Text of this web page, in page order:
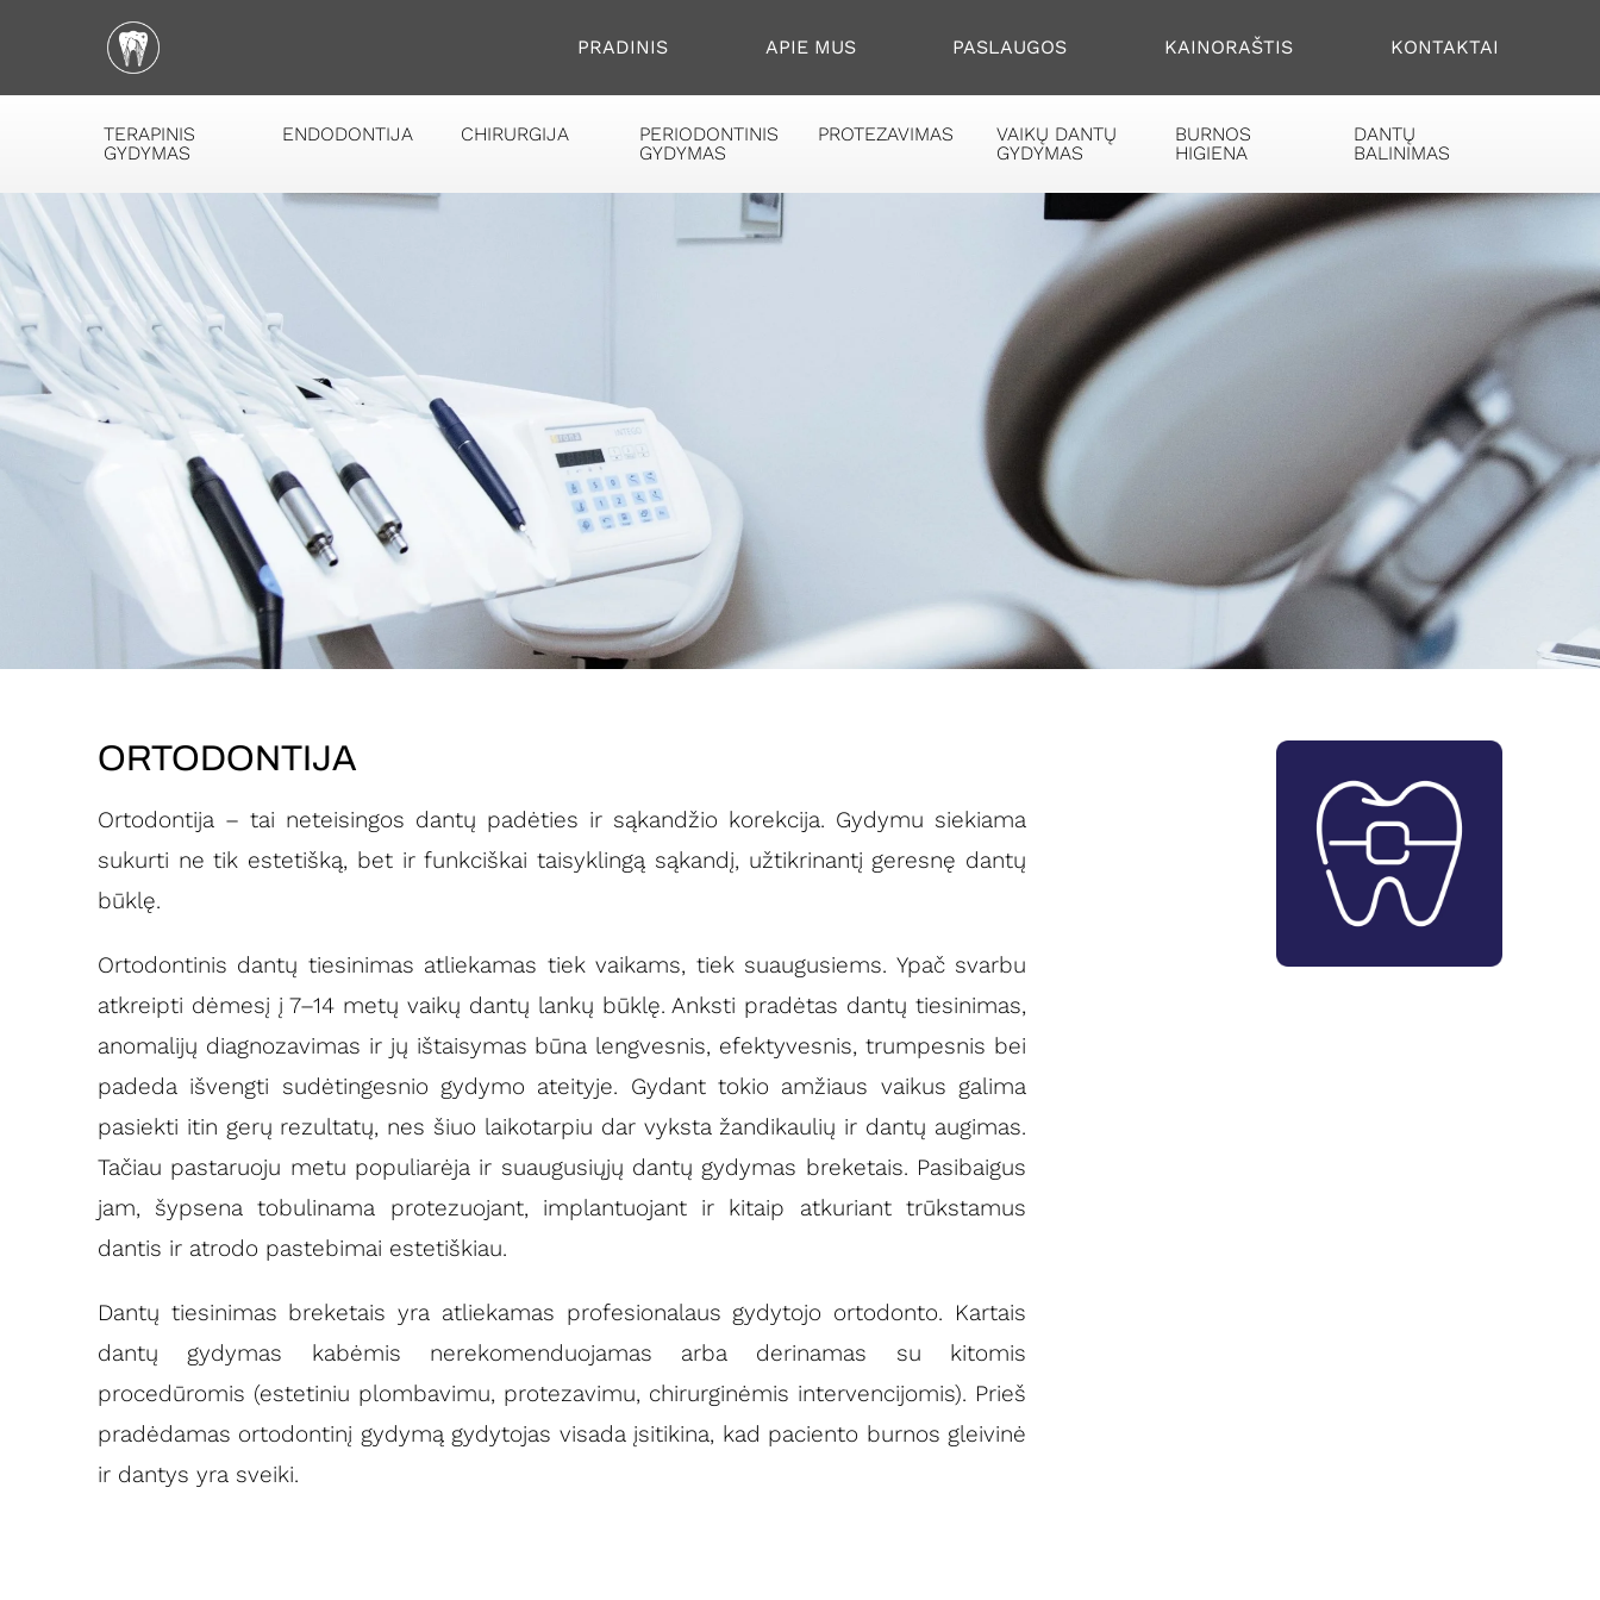
PRADINIS APIE MUS PASLAUGOS KAINORAŠTIS KONTAKTAI
TERAPINIS
GYDYMAS
ENDODONTIJA CHIRURGIJA
PERIODONTINIS
GYDYMAS
PROTEZAVIMAS
VAIKŲ DANTŲ
GYDYMAS
BURNOS
HIGIENA
DANTŲ
BALINIMAS
ORTODONTIJA
Ortodontija – tai neteisingos dantų padėties ir sąkandžio korekcija. Gydymu siekiama
sukurti ne tik estetišką, bet ir funkciškai taisyklingą sąkandį, užtikrinantį geresnę dantų
būklę.
Ortodontinis dantų tiesinimas atliekamas tiek vaikams, tiek suaugusiems. Ypač svarbu
atkreipti dėmesį į 7–14 metų vaikų dantų lankų būklę. Anksti pradėtas dantų tiesinimas,
anomalijų diagnozavimas ir jų ištaisymas būna lengvesnis, efektyvesnis, trumpesnis bei
padeda išvengti sudėtingesnio gydymo ateityje. Gydant tokio amžiaus vaikus galima
pasiekti itin gerų rezultatų, nes šiuo laikotarpiu dar vyksta žandikaulių ir dantų augimas.
Tačiau pastaruoju metu populiarėja ir suaugusiųjų dantų gydymas breketais. Pasibaigus
jam, šypsena tobulinama protezuojant, implantuojant ir kitaip atkuriant trūkstamus
dantis ir atrodo pastebimai estetiškiau.
Dantų tiesinimas breketais yra atliekamas profesionalaus gydytojo ortodonto. Kartais
dantų gydymas kabėmis nerekomenduojamas arba derinamas su kitomis
procedūromis (estetiniu plombavimu, protezavimu, chirurginėmis intervencijomis). Prieš
pradėdamas ortodontinį gydymą gydytojas visada įsitikina, kad paciento burnos gleivinė
ir dantys yra sveiki.